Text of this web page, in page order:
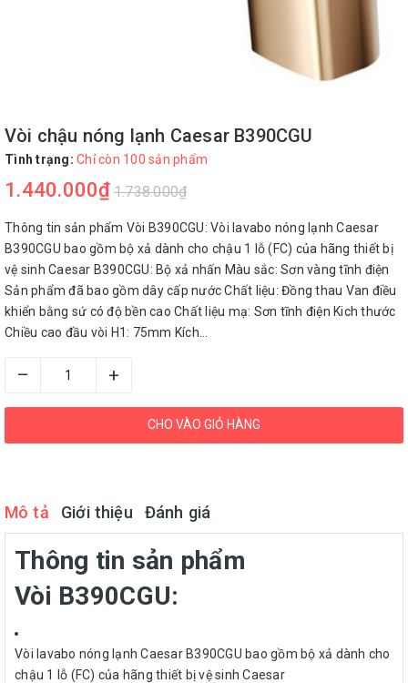
Vòi chậu nóng lạnh Caesar B390CGU
Tình trạng: Chỉ còn 100 sản phẩm
1.440.000₫ 1.738.000₫
Thông tin sản phẩm Vòi B390CGU: Vòi lavabo nóng lạnh Caesar
B390CGU bao gồm bộ xả dành cho chậu 1 lỗ (FC) của hãng thiết bị
vệ sinh Caesar B390CGU: Bộ xả nhấn Màu sắc: Sơn vàng tĩnh điện
Sản phẩm đã bao gồm dây cấp nước Chất liệu: Đồng thau Van điều
khiển bằng sứ có độ bền cao Chất liệu mạ: Sơn tĩnh điện Kich thước
Chiều cao đầu vòi H1: 75mm Kích...
– +
CHO VÀO GIỎ HÀNG
Mô tả Giới thiệu Đánh giá
Thông tin sản phẩm
Vòi B390CGU:
Vòi lavabo nóng lạnh Caesar B390CGU bao gồm bộ xả dành cho
chậu 1 lỗ (FC) của hãng thiết bị vệ sinh Caesar